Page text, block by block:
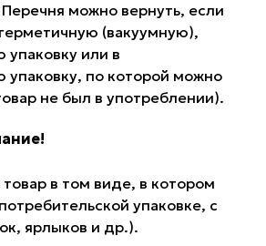
можно вернуть, если
(вакуумную),
упаковку или в
упаковку, по которой можно
не был в употреблении).
в том виде, в котором
упаковке, с
ярлыков и др.).